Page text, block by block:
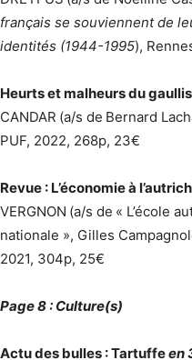
français se souviennent de
identités (1944-1995),
Heurts et malheurs du
CANDAR (a/s de Bernard
PUF, 2022, 268p, 23€
Revue : L’économie à
VERGNON (a/s de « L’école
nationale », Gilles
2021, 304p, 25€
Page 8 : Culture(s)
Actu des bulles : Tartuffeen